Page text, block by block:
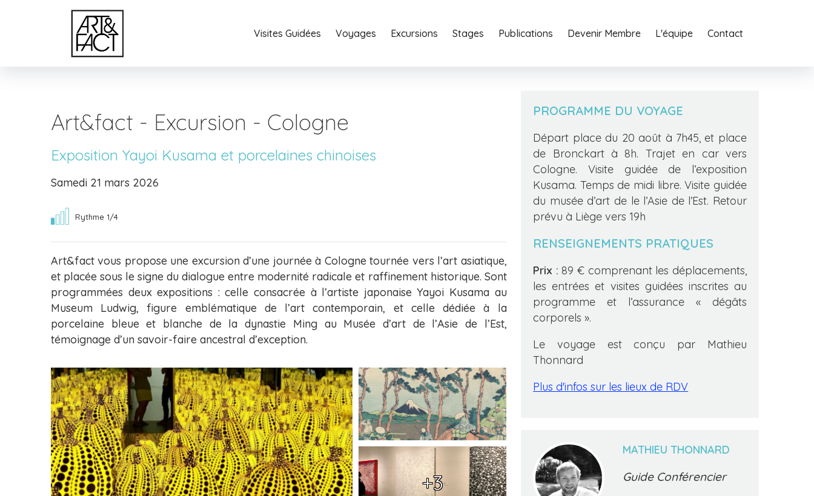
Home Portfolio Agency Services Journal Contact
Visites Guidées Voyages Excursions Stages Publications Devenir Membre L'équipe Contact
Art&fact - Excursion - Cologne
Exposition Yayoi Kusama et porcelaines chinoises
Samedi 21 mars 2026
Rythme 1/4
Art&fact vous propose une excursion d’une journée à Cologne tournée vers l’art asiatique,
et placée sous le signe du dialogue entre modernité radicale et raffinement historique. Sont
programmées deux expositions : celle consacrée à l’artiste japonaise Yayoi Kusama au
Museum Ludwig, figure emblématique de l’art contemporain, et celle dédiée à la
porcelaine bleue et blanche de la dynastie Ming au Musée d’art de l’Asie de l’Est,
témoignage d’un savoir-faire ancestral d’exception.
+3
PROGRAMME DU VOYAGE
Départ place du 20 août à 7h45, et place
de Bronckart à 8h. Trajet en car vers
Cologne. Visite guidée de l’exposition
Kusama. Temps de midi libre. Visite guidée
du musée d’art de le l’Asie de l’Est. Retour
prévu à Liège vers 19h
RENSEIGNEMENTS PRATIQUES
Prix : 89 € comprenant les déplacements,
les entrées et visites guidées inscrites au
programme et l’assurance « dégâts
corporels ».
Le voyage est conçu par Mathieu
Thonnard
Plus d'infos sur les lieux de RDV
MATHIEU THONNARD
Guide Conférencier